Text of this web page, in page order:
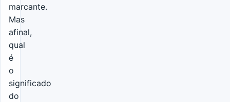
marcante.
Mas
afinal,
qual
é
o
significado
do